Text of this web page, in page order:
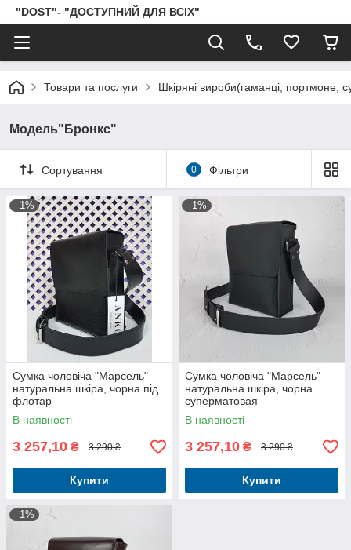
"DOST"- "ДОСТУПНИЙ ДЛЯ ВСІХ"
Товари та послуги Шкіряні вироби(гаманці, портмоне,
Модель"Бронкс"
Сортування 0 Фільтри
–1%
Сумка чоловіча "Марсель"
натуральна шкіра, чорна під
флотар
В наявності
3 257,10 ₴ 3 290 ₴
Купити
–1%
Сумка чоловіча "Марсель"
натуральна шкіра, чорна
суперматовая
В наявності
3 257,10 ₴ 3 290 ₴
Купити
–1%